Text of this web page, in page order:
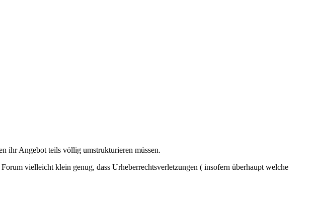
ihr Angebot teils völlig umstrukturieren müssen.
vielleicht klein genug, dass Urheberrechtsverletzungen ( insofern überhaupt welche